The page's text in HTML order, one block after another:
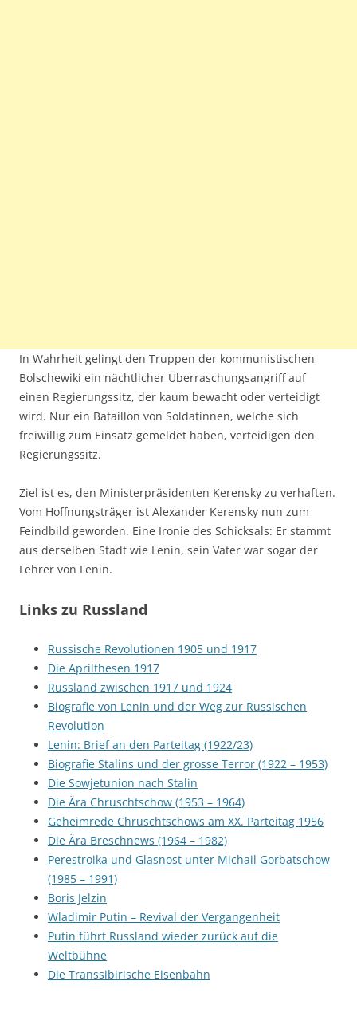
In Wahrheit gelingt den Truppen der kommunistischen
Bolschewiki ein nächtlicher Überraschungsangriff auf
einen Regierungssitz, der kaum bewacht oder verteidigt
wird. Nur ein Bataillon von Soldatinnen, welche sich
freiwillig zum Einsatz gemeldet haben, verteidigen den
Regierungssitz.
Ziel ist es, den Ministerpräsidenten Kerensky zu verhaften.
Vom Hoffnungsträger ist Alexander Kerensky nun zum
Feindbild geworden. Eine Ironie des Schicksals: Er stammt
aus derselben Stadt wie Lenin, sein Vater war sogar der
Lehrer von Lenin.
Links zu Russland
Russische Revolutionen 1905 und 1917
Die Aprilthesen 1917
Russland zwischen 1917 und 1924
Biografie von Lenin und der Weg zur Russischen
Revolution
Lenin: Brief an den Parteitag (1922/23)
Biografie Stalins und der grosse Terror (1922 – 1953)
Die Sowjetunion nach Stalin
Die Ära Chruschtschow (1953 – 1964)
Geheimrede Chruschtschows am XX. Parteitag 1956
Die Ära Breschnews (1964 – 1982)
Perestroika und Glasnost unter Michail Gorbatschow
(1985 – 1991)
Boris Jelzin
Wladimir Putin – Revival der Vergangenheit
Putin führt Russland wieder zurück auf die
Weltbühne
Die Transsibirische Eisenbahn